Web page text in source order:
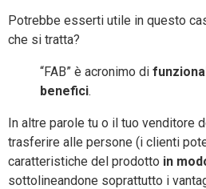
Potrebbe esserti utile in questo
che si tratta?
“FAB” è acronimo di
benefici.
In altre parole tu o il tuo venditore
trasferire alle persone (i clienti
caratteristiche del prodotto in
sottolineandone soprattutto i